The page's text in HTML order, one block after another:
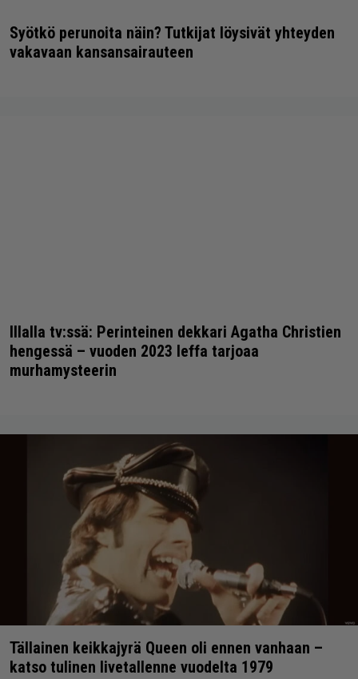
Syötkö perunoita näin? Tutkijat löysivät yhteyden
vakavaan kansansairauteen
Illalla tv:ssä: Perinteinen dekkari Agatha Christien
hengessä – vuoden 2023 leffa tarjoaa
murhamysteerin
Tällainen keikkajyrä Queen oli ennen vanhaan –
katso tulinen livetallenne vuodelta 1979